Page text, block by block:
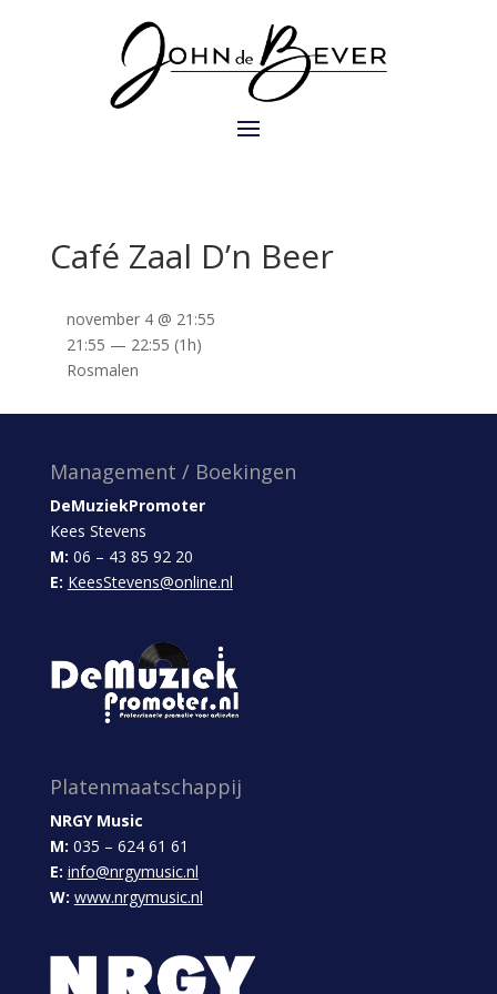
Café Zaal D’n Beer
november 4 @ 21:55
21:55 — 22:55 (1h)
Rosmalen
Management / Boekingen
DeMuziekPromoter
Kees Stevens
M: 06 – 43 85 92 20
E: KeesStevens@online.nl
Platenmaatschappij
NRGY Music
M: 035 – 624 61 61
E: info@nrgymusic.nl
W: www.nrgymusic.nl